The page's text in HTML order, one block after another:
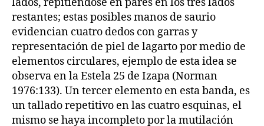
restantes; estas posibles manos de saurio
evidencian cuatro dedos con garras y
representación de piel de lagarto por medio de
elementos circulares, ejemplo de esta idea se
observa en la Estela 25 de Izapa (Norman
1976:133). Un tercer elemento en esta banda, es
un tallado repetitivo en las cuatro esquinas, el
mismo se haya incompleto por la mutilación